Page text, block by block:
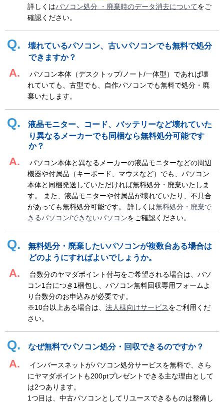
詳しくはパソコン処分 ・廃棄時のデータ消去についてをご
確認ください。
壊れているパソコン、古いパソコンでも無料で処分
できますか？
パソコン本体（デスクトップ/ノート/一体型）であれば壊
れていても、古型でも、自作パソコンでも無料で処分・廃
棄いたします。
液晶モニター、コード、バッテリーなど壊れていた
り異なるメーカーでも同梱なら無料処分可能です
か？
パソコン本体と異なるメーカーの液晶モニターなどの周辺
機器や付属品（キーボード、マウスなど）でも、パソコン
本体と同梱発送していただければ無料処分・廃棄いたしま
す。 また、液晶モニターや付属品が壊れていたり、不具合
があっても無料処分可能です。 詳しくは無料処分・廃棄で
きるパソコン/できないパソコンをご確認ください。
無料処分・廃棄したいパソコンが複数台ある場合は
どのようにすればよいでしょうか。
台数分のヤマダポイント付与をご希望される場合は、パソ
コン1台につき1梱包し、パソコン無料回収専用フォームよ
り台数分のお申込みが必要です。
※10台以上ある場合は、 法人様向けサービスをご利用くだ
さい。
なぜ無料でパソコン処分・回収できるのですか？
インバースネットがパソコン処分サービスを無料で、さら
にヤマダポイントも200ptプレゼントできる主な理由として
は2つあります。
1つ目は、中古パソコンとしてリユースできるものは整備し